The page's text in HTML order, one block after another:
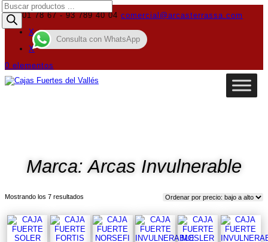
619 01 78 67 - 93 789 40 04 comercial@arcasterrassa.com
X
X
0 elementos
Búsqueda
de
productos
Marca: Arcas Invulnerable
Mostrando los 7 resultados
bajo
a
alto
Consulta con WhatsApp